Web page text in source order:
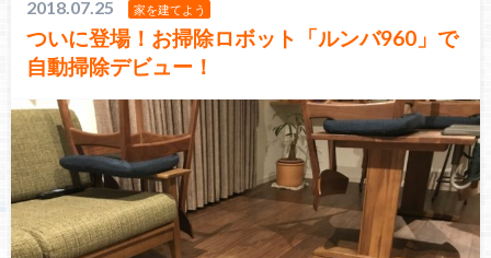
2018.07.25 家を建てよう
ついに登場！お掃除ロボット「ルンバ960」で
自動掃除デビュー！